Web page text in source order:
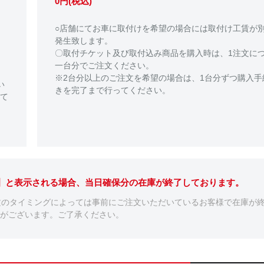
○店舗にてお車に取付けを希望の場合には取付け工賃が
発生致します。
〇取付チケット及び取付込み商品を購入時は、1注文に
一台分でご注文ください。
※2台分以上のご注文を希望の場合は、1台分ずつ購入手
きを完了まで行ってください。
表示される場合、当日確保分の在庫が終了しております。
タイミングによっては事前にご注文いただいているお客様で在庫が
ございます。ご了承ください。